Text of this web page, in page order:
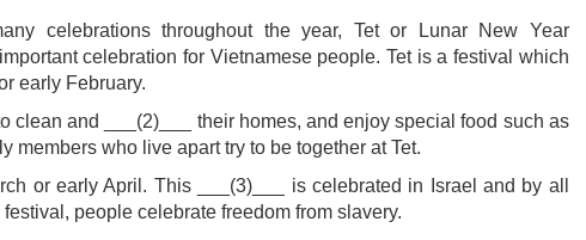
celebrations throughout the year, Tet or Lunar New Year
celebration for Vietnamese people. Tet is a festival which
early February.
clean and ___(2)___ their homes, and enjoy special food such as
members who live apart try to be together at Tet.
or early April. This ___(3)___ is celebrated in Israel and by all
people celebrate freedom from slavery.